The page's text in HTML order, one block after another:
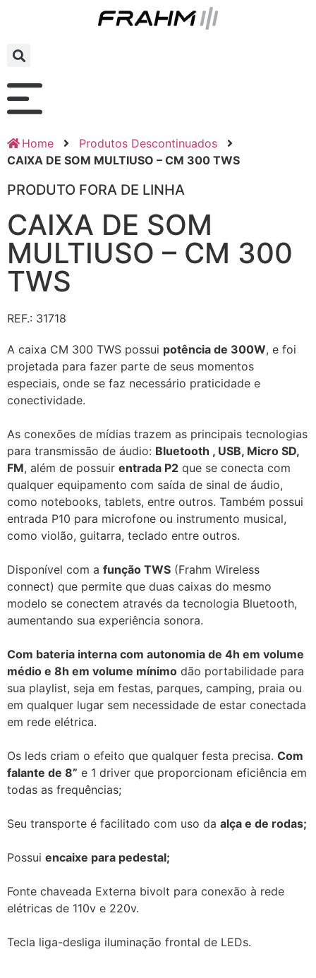
Home
Produtos Descontinuados
CAIXA DE SOM MULTIUSO – CM 300 TWS
PRODUTO FORA DE LINHA
CAIXA DE SOM
MULTIUSO – CM 300
TWS
REF.: 31718
A caixa CM 300 TWS possui potência de 300W, e foi
projetada para fazer parte de seus momentos
especiais, onde se faz necessário praticidade e
conectividade.
As conexões de mídias trazem as principais tecnologias
para transmissão de áudio: Bluetooth , USB, Micro SD,
FM, além de possuir entrada P2 que se conecta com
qualquer equipamento com saída de sinal de áudio,
como notebooks, tablets, entre outros. Também possui
entrada P10 para microfone ou instrumento musical,
como violão, guitarra, teclado entre outros.
Disponível com a função TWS (Frahm Wireless
connect) que permite que duas caixas do mesmo
modelo se conectem através da tecnologia Bluetooth,
aumentando sua experiência sonora.
Com bateria interna com autonomia de 4h em volume
médio e 8h em volume mínimo dão portabilidade para
sua playlist, seja em festas, parques, camping, praia ou
em qualquer lugar sem necessidade de estar conectada
em rede elétrica.
Os leds criam o efeito que qualquer festa precisa. Com
falante de 8” e 1 driver que proporcionam eficiência em
todas as frequências;
Seu transporte é facilitado com uso da alça e de rodas;
Possui encaixe para pedestal;
Fonte chaveada Externa bivolt para conexão à rede
elétricas de 110v e 220v.
Tecla liga-desliga iluminação frontal de LEDs.